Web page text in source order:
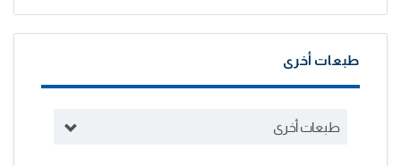
طبعات أخرى
طبعات أخرى